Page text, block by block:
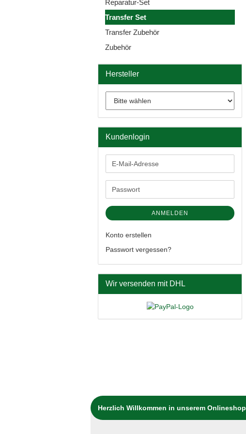
Reparatur-Set
Transfer Set
Transfer Zubehör
Zubehör
Hersteller
Kundenlogin
E-
Mail-
Adresse
Passwort
ANMELDEN
Konto erstellen
Passwort vergessen?
Wir versenden mit DHL
Herzlich Willkommen in unserem Onlineshop